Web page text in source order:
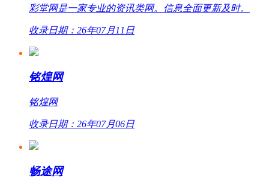
彩堂网是一家专业的资讯类网。信息全面更新及时。
收录日期：26年07月11日
铭煌网
铭煌网
收录日期：26年07月06日
畅途网